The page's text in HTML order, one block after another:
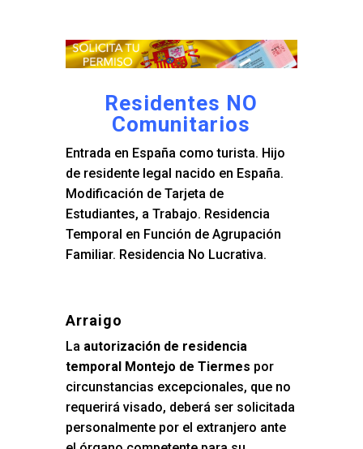
Residentes NO
Comunitarios
Entrada en España como turista. Hijo
de residente legal nacido en España.
Modificación de Tarjeta de
Estudiantes, a Trabajo. Residencia
Temporal en Función de Agrupación
Familiar. Residencia No Lucrativa.
Arraigo
La autorización de residencia
temporal Montejo de Tiermes por
circunstancias excepcionales, que no
requerirá visado, deberá ser solicitada
personalmente por el extranjero ante